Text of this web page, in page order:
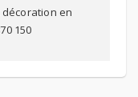
en
150